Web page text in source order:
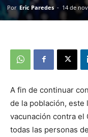
Por Eric Paredes - 14 de
A fin de continuar
de la población, este
vacunación contra el
todas las personas